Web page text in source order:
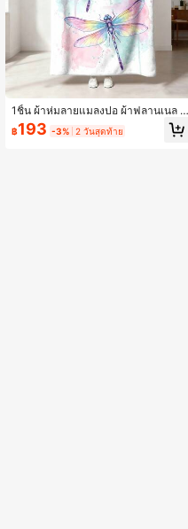
1ชิ้น ผ้าห่มลายแมลงปอ ผ้าฟลานเนล ผ้
าห่มนุ่ม เหมาะสำหรับโซฟา ห้องนอน ห้
องทำงาน หอพัก เตียงสำนักงาน การเดิ
฿193 -3% 2 วันสุดท้าย